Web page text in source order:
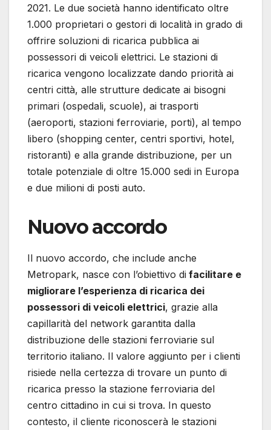
2021. Le due società hanno identificato oltre
1.000 proprietari o gestori di località in grado di
offrire soluzioni di ricarica pubblica ai
possessori di veicoli elettrici. Le stazioni di
ricarica vengono localizzate dando priorità ai
centri città, alle strutture dedicate ai bisogni
primari (ospedali, scuole), ai trasporti
(aeroporti, stazioni ferroviarie, porti), al tempo
libero (shopping center, centri sportivi, hotel,
ristoranti) e alla grande distribuzione, per un
totale potenziale di oltre 15.000 sedi in Europa
e due milioni di posti auto.
Nuovo accordo
Il nuovo accordo, che include anche
Metropark, nasce con l’obiettivo di facilitare e
migliorare l’esperienza di ricarica dei
possessori di veicoli elettrici, grazie alla
capillarità del network garantita dalla
distribuzione delle stazioni ferroviarie sul
territorio italiano. Il valore aggiunto per i clienti
risiede nella certezza di trovare un punto di
ricarica presso la stazione ferroviaria del
centro cittadino in cui si trova. In questo
contesto, il cliente riconoscerà le stazioni